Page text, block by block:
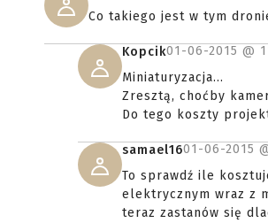
Co takiego jest w tym
Kopcik01-06-2015 @
Miniaturyzacja...
Zresztą, choćby
Do tego koszty
samael1601-06-2015
To sprawdź ile
elektrycznym wraz z
teraz zastanów się